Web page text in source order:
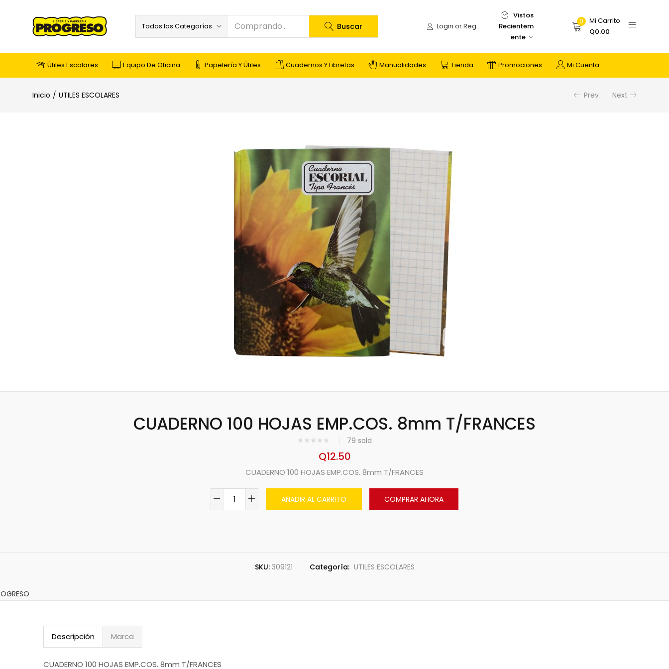
Todas las Categorías Buscar Login or Register
Vistos
Recientem
ente
0
Mi Carrito
Q0.00
Útiles Escolares Equipo De Oficina Papelería Y Útiles Cuadernos Y Libretas Manualidades Tienda Promociones Mi Cuenta
Inicio UTILES ESCOLARES Prev Next
CUADERNO 100 HOJAS EMP.COS. 8mm T/FRANCES
79 sold
Q12.50
CUADERNO 100 HOJAS EMP.COS. 8mm T/FRANCES
AÑADIR AL CARRITO COMPRAR AHORA
SKU: 309121 Categoría: UTILES ESCOLARES
Descripción Marca
CUADERNO 100 HOJAS EMP.COS. 8mm T/FRANCES